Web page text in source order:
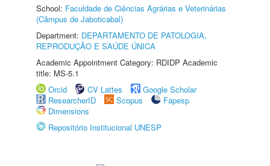
School: Faculdade de Ciências Agrárias e Veterinárias
(Câmpus de Jaboticabal)
Department: DEPARTAMENTO DE PATOLOGIA,
REPRODUÇÃO E SAÚDE ÚNICA
Academic Appointment Category: RDIDP Academic
title: MS-5.1
Orcid
CV Lattes
Google Scholar
ResearcherID
Scopus
Fapesp
Dimensions
Repositório Institucional UNESP